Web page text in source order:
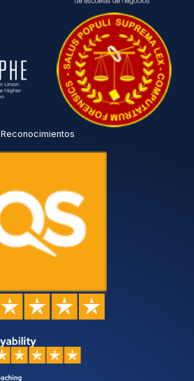
Reconocimientos